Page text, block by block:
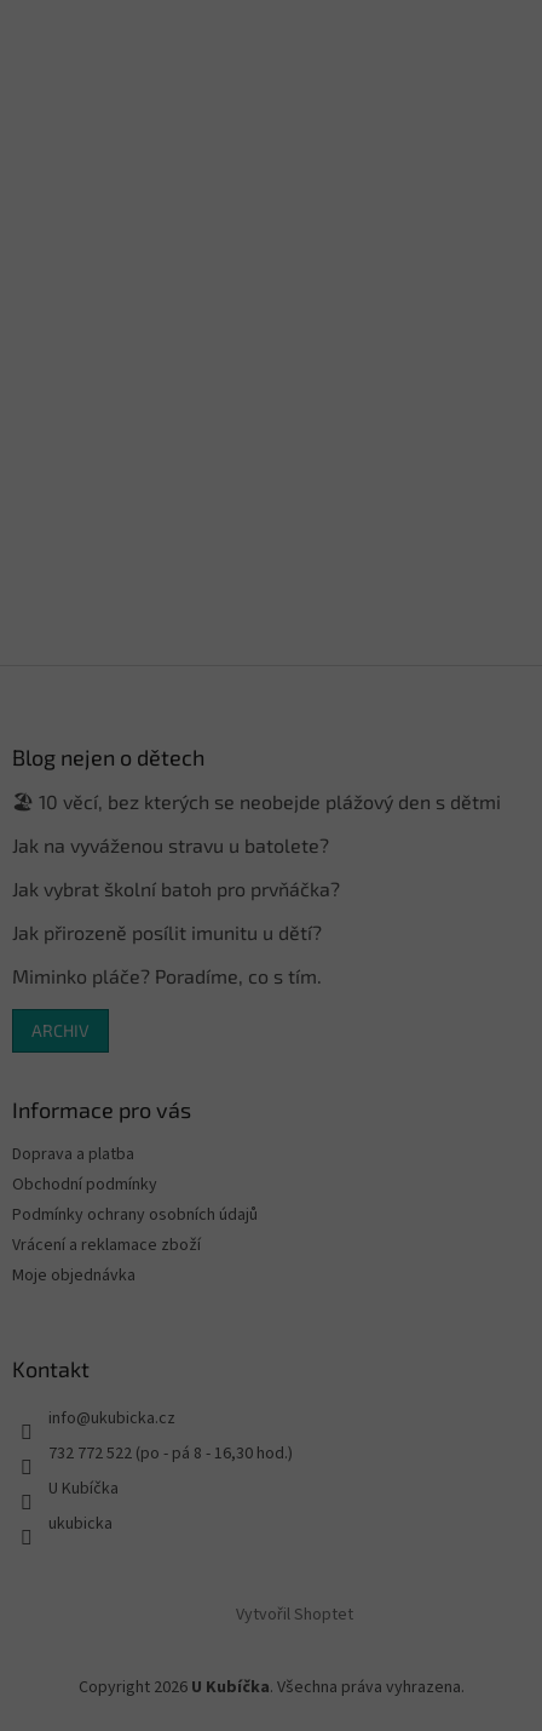
Blog nejen o dětech
🏖️ 10 věcí, bez kterých se neobejde plážový den s dětmi
Jak na vyváženou stravu u batolete?
Jak vybrat školní batoh pro prvňáčka?
Jak přirozeně posílit imunitu u dětí?
Miminko pláče? Poradíme, co s tím.
ARCHIV
Informace pro vás
Doprava a platba
Obchodní podmínky
Podmínky ochrany osobních údajů
Vrácení a reklamace zboží
Moje objednávka
Kontakt
info@ukubicka.cz
732 772 522 (po - pá 8 - 16,30 hod.)
U Kubíčka
ukubicka
Vytvořil Shoptet
Copyright 2026 U Kubíčka. Všechna práva vyhrazena.